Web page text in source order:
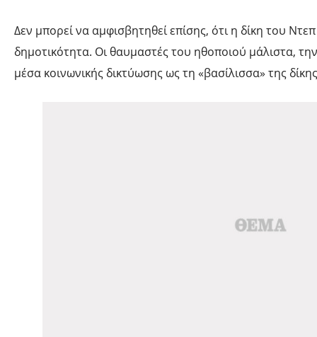
Δεν μπορεί να αμφισβητηθεί επίσης, ότι η δίκη του
δημοτικότητα. Οι θαυμαστές του ηθοποιού μάλιστα,
μέσα κοινωνικής δικτύωσης ως τη «βασίλισσα» της